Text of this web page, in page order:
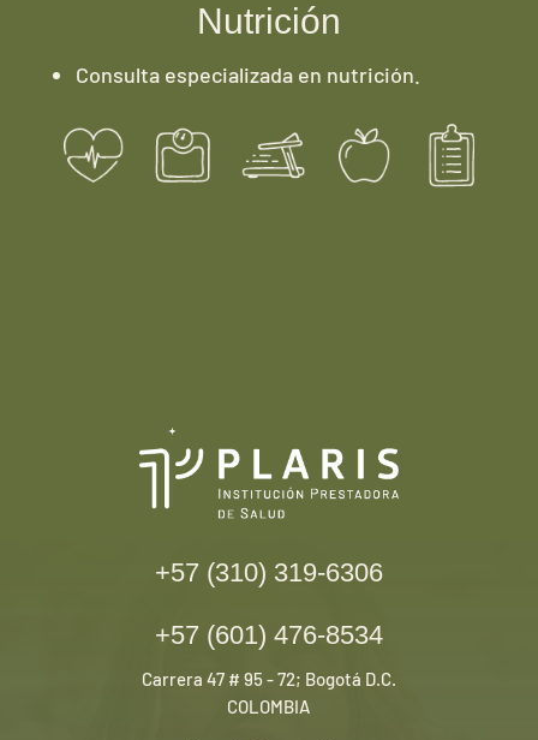
Nutrición
Consulta especializada en nutrición.
+57 (310) 319-6306
+57 (601) 476-8534
Carrera 47 # 95 - 72; Bogotá D.C.
COLOMBIA